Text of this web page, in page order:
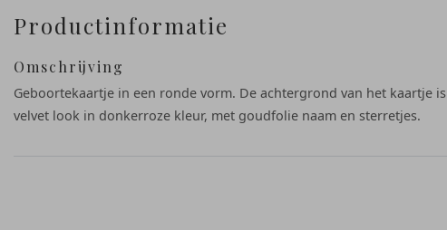
Productinformatie
Omschrijving
Geboortekaartje in een ronde vorm. De achtergrond van het kaartje is
velvet look in donkerroze kleur, met goudfolie naam en sterretjes.